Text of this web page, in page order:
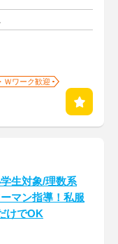
Ｗワーク歓迎
生対象/理数系
マン指導！私服
けでOK